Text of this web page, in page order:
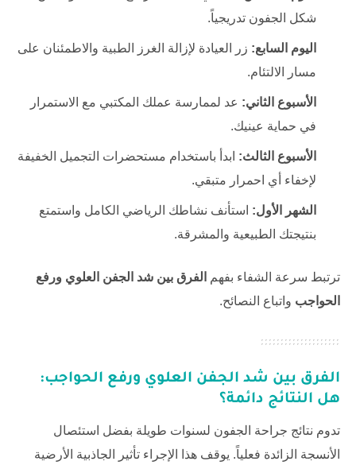
شكل الجفون تدريجياً.
اليوم السابع: زر العيادة لإزالة الغرز الطبية والاطمئنان على
مسار الالتئام.
الأسبوع الثاني: عد لممارسة عملك المكتبي مع الاستمرار
في حماية عينيك.
الأسبوع الثالث: ابدأ باستخدام مستحضرات التجميل الخفيفة
لإخفاء أي احمرار متبقي.
الشهر الأول: استأنف نشاطك الرياضي الكامل واستمتع
بنتيجتك الطبيعية والمشرقة.
ترتبط سرعة الشفاء بفهم
الفرق بين شد الجفن العلوي ورفع
الحواجب واتباع النصائح.
الفرق بين شد الجفن العلوي ورفع الحواجب:
هل النتائج دائمة؟
تدوم نتائج جراحة الجفون لسنوات طويلة بفضل استئصال
الأنسجة الزائدة فعلياً. يوقف هذا الإجراء تأثير الجاذبية الأرضية